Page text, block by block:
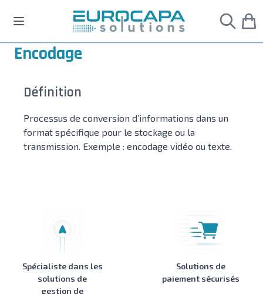
Encodage
Définition
Processus de conversion d’informations dans un
format spécifique pour le stockage ou la
transmission. Exemple : encodage vidéo ou texte.
Spécialiste dans les
solutions de
gestion de
Solutions de
paiement sécurisés